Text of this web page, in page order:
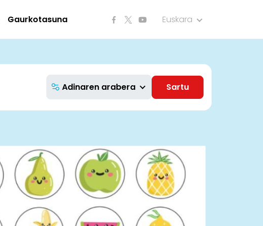
Gaurkotasuna Euskara
Adinaren arabera Sartu